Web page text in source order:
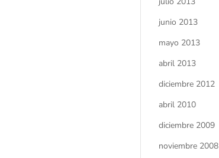
junio 2013
mayo 2013
abril 2013
diciembre 2012
abril 2010
diciembre 2009
noviembre 2008